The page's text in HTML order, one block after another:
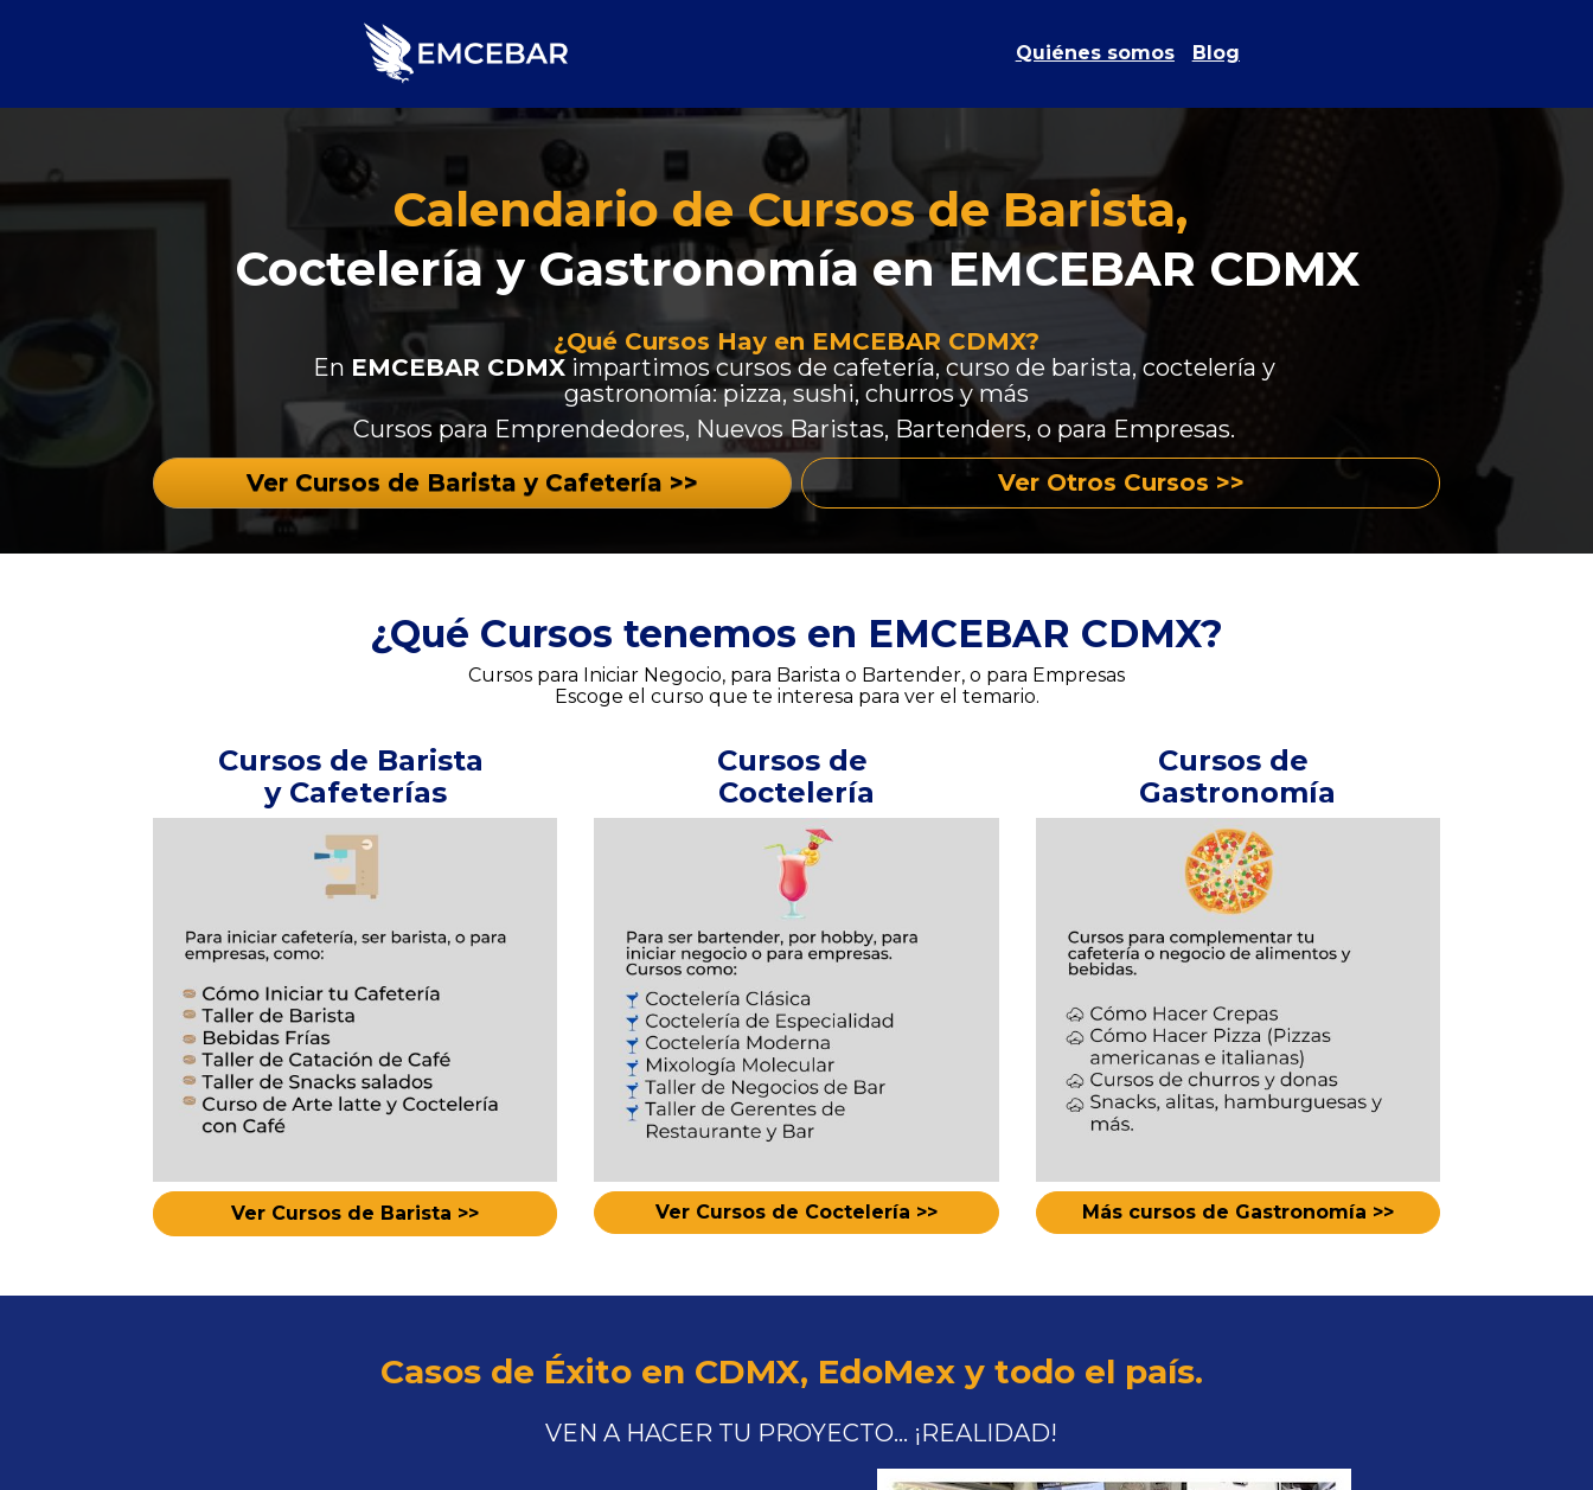
Quiénes somos Blog
Calendario de Cursos de Barista,
Coctelería y Gastronomía en EMCEBAR CDMX
¿Qué Cursos Hay en EMCEBAR CDMX?
En EMCEBAR CDMX impartimos cursos de cafetería, curso de barista, coctelería y
gastronomía: pizza, sushi, churros y más
Cursos para Emprendedores, Nuevos Baristas, Bartenders, o para Empresas.
Ver Cursos de Barista y Cafetería >>
Ver Otros Cursos >>
¿Qué Cursos tenemos en EMCEBAR CDMX?
Cursos para Iniciar Negocio, para Barista o Bartender, o para Empresas
Escoge el curso que te interesa para ver el temario.
Cursos de Barista
y Cafeterías
Ver Cursos de Barista >>
Cursos de
Coctelería
Ver Cursos de Coctelería >>
Cursos de
Gastronomía
Más cursos de Gastronomía >>
Casos de Éxito en CDMX, EdoMex y todo el país.
VEN A HACER TU PROYECTO... ¡REALIDAD!